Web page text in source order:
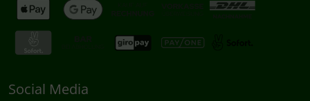
Social Media